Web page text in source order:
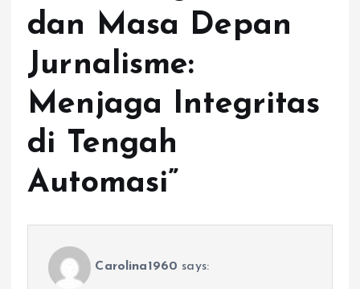
dan Masa Depan
Jurnalisme:
Menjaga Integritas
di Tengah
Automasi”
Carolina1960 says: